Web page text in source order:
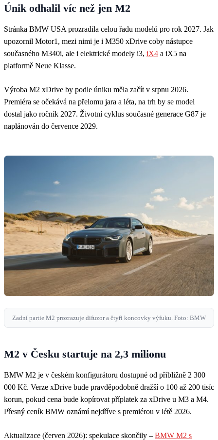
Únik odhalil víc než jen M2
Stránka BMW USA prozradila celou řadu modelů pro rok 2027. Jak
upozornil Motor1, mezi nimi je i M350 xDrive coby nástupce
současného M340i, ale i elektrické modely i3, iX4 a iX5 na
platformě Neue Klasse.
Výroba M2 xDrive by podle úniku měla začít v srpnu 2026.
Premiéra se očekává na přelomu jara a léta, na trh by se model
dostal jako ročník 2027. Životní cyklus současné generace G87 je
naplánován do července 2029.
Zadní partie M2 prozrazuje difuzor a čtyři koncovky výfuku. Foto: BMW
M2 v Česku startuje na 2,3 milionu
BMW M2 je v českém konfigurátoru dostupné od přibližně 2 300
000 Kč. Verze xDrive bude pravděpodobně dražší o 100 až 200 tisíc
korun, pokud cena bude kopírovat příplatek za xDrive u M3 a M4.
Přesný ceník BMW oznámí nejdříve s premiérou v létě 2026.
Aktualizace (červen 2026): spekulace skončily – BMW M2 s